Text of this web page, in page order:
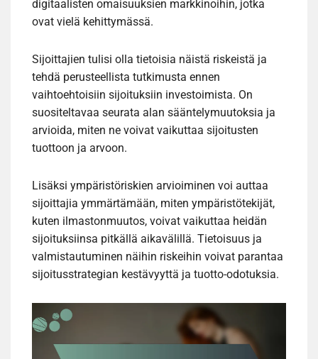
digitaalisten omaisuuksien markkinoihin, jotka
ovat vielä kehittymässä.
Sijoittajien tulisi olla tietoisia näistä riskeistä ja
tehdä perusteellista tutkimusta ennen
vaihtoehtoisiin sijoituksiin investoimista. On
suositeltavaa seurata alan sääntelymuutoksia ja
arvioida, miten ne voivat vaikuttaa sijoitusten
tuottoon ja arvoon.
Lisäksi ympäristöriskien arvioiminen voi auttaa
sijoittajia ymmärtämään, miten ympäristötekijät,
kuten ilmastonmuutos, voivat vaikuttaa heidän
sijoituksiinsa pitkällä aikavälillä. Tietoisuus ja
valmistautuminen näihin riskeihin voivat parantaa
sijoitusstrategian kestävyyttä ja tuotto-odotuksia.